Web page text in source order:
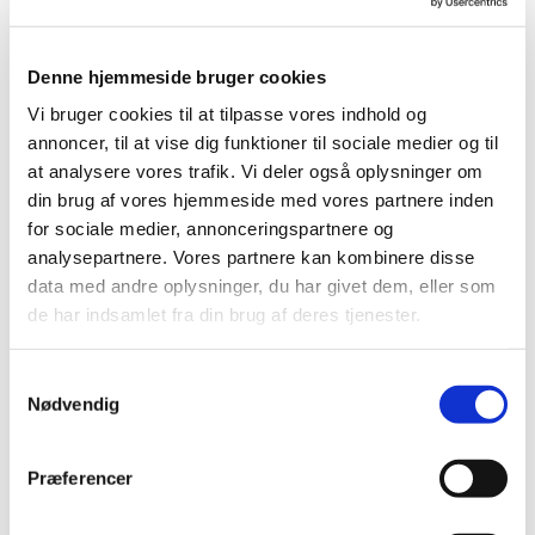
Denne hjemmeside bruger cookies
Vi bruger cookies til at tilpasse vores indhold og
annoncer, til at vise dig funktioner til sociale medier og til
at analysere vores trafik. Vi deler også oplysninger om
din brug af vores hjemmeside med vores partnere inden
for sociale medier, annonceringspartnere og
analysepartnere. Vores partnere kan kombinere disse
data med andre oplysninger, du har givet dem, eller som
de har indsamlet fra din brug af deres tjenester.
Nødvendig
Præferencer
derefter læses, når du senere besøger webstedet
henviser også til andre former for automatisk
indsamling af data, f.eks. Flash-cookies (Local Shared
Objects), Web Storage (HTML5), Javascripts eller
cookies, der placeres af anden software.
En cookie kan indeholde oplysninger om selve
webstedet, en unik identifikator, der gør det muligt
for webstedet at genkende din webbrowser, når du
vender tilbage til webstedet, yderligere data, der
tjener til formålet med cookien, og selve cookiens
levetid.
oplysninger om IP- og MAC-adresser og andre
oplysninger om din enhed, der indsamles af de
Cookies bruges til at aktivere visse funktioner (fx log